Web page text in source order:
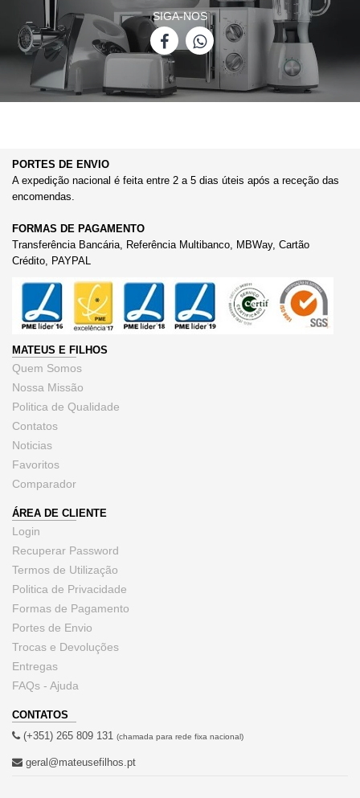
SIGA-NOS
PORTES DE ENVIO
A expedição nacional é feita entre 2 a 5 dias úteis após a receção das
encomendas.
FORMAS DE PAGAMENTO
Transferência Bancária, Referência Multibanco, MBWay, Cartão
Crédito, PAYPAL
MATEUS E FILHOS
Quem Somos
Nossa Missão
Politica de Qualidade
Contatos
Noticias
Favoritos
Comparador
ÁREA DE CLIENTE
Login
Recuperar Password
Termos de Utilização
Politica de Privacidade
Formas de Pagamento
Portes de Envio
Trocas e Devoluções
Entregas
FAQs - Ajuda
CONTATOS
(+351) 265 809 131
(chamada para rede fixa nacional)
geral@mateusefilhos.pt